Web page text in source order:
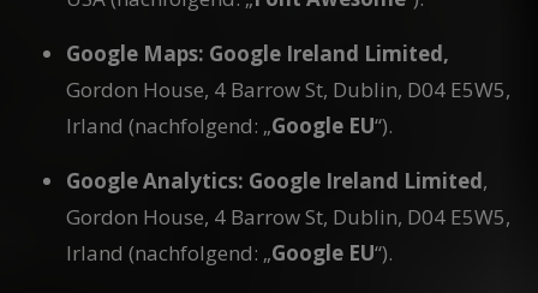
Google Maps: Google Ireland Limited,
Gordon House, 4 Barrow St, Dublin, D04 E5W5,
Irland (nachfolgend: „Google EU“).
Google Analytics: Google Ireland Limited,
Gordon House, 4 Barrow St, Dublin, D04 E5W5,
Irland (nachfolgend: „Google EU“).